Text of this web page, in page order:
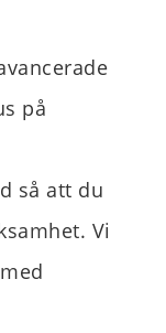
på
så att du
Vi